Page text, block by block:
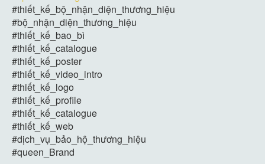
#thiết_kế_bộ_nhận_diện_thương_hiệu
#bộ_nhận_diện_thương_hiệu
#thiết_kế_bao_bì
#thiết_kế_catalogue
#thiết_kế_poster
#thiết_kế_video_intro
#thiết_kế_logo
#thiết_kế_profile
#thiết_kế_catalogue
#thiết_kế_web
#dịch_vụ_bảo_hộ_thương_hiệu
#queen_Brand